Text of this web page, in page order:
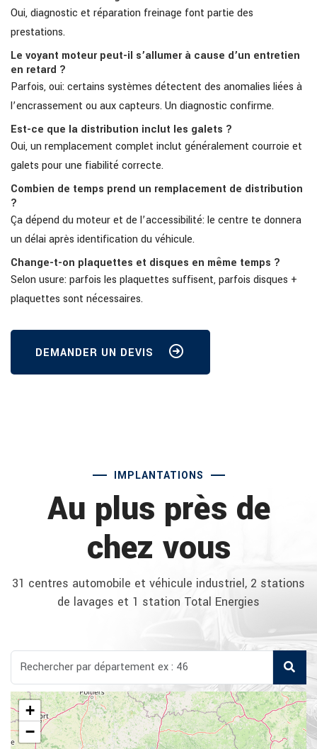
Oui, diagnostic et réparation freinage font partie des
prestations.
Le voyant moteur peut-il s’allumer à cause d’un entretien
en retard ?
Parfois, oui: certains systèmes détectent des anomalies liées à
l’encrassement ou aux capteurs. Un diagnostic confirme.
Est-ce que la distribution inclut les galets ?
Oui, un remplacement complet inclut généralement courroie et
galets pour une fiabilité correcte.
Combien de temps prend un remplacement de distribution
?
Ça dépend du moteur et de l’accessibilité: le centre te donnera
un délai après identification du véhicule.
Change-t-on plaquettes et disques en même temps ?
Selon usure: parfois les plaquettes suffisent, parfois disques +
plaquettes sont nécessaires.
DEMANDER UN DEVIS
IMPLANTATIONS
Au plus près de
chez vous
31 centres automobile et véhicule industriel, 2 stations
de lavages et 1 station Total Energies
+
−